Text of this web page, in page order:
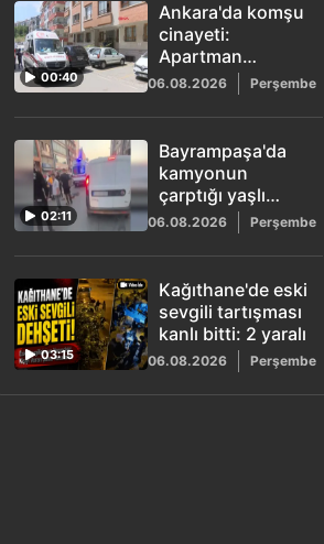
00:40
Ankara'da komşu
cinayeti:
Apartman
yönetici
yardımcısı Ayhan
Koç tabancayla
vurularak
öldürüldü
06.08.2026 Perşembe
02:11
Bayrampaşa'da
kamyonun
çarptığı yaşlı
adam hayatını
kaybetti: Sürücü
gözaltına alındı
06.08.2026 Perşembe
03:15
Kağıthane'de eski
sevgili tartışması
kanlı bitti: 2 yaralı
06.08.2026 Perşembe